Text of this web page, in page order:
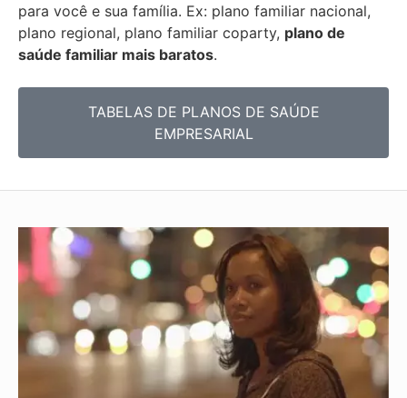
para você e sua família. Ex: plano familiar nacional,
plano regional, plano familiar coparty, plano de
saúde familiar mais baratos.
TABELAS DE PLANOS DE SAÚDE
EMPRESARIAL